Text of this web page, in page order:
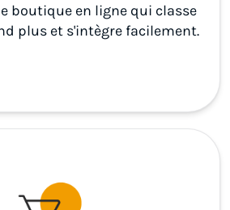
boutique en ligne qui classe
plus et s'intègre facilement.